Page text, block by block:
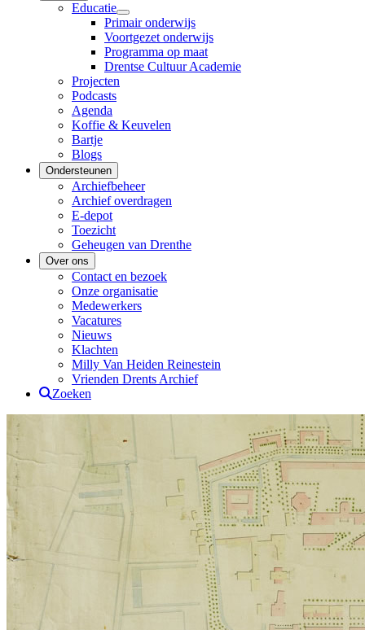
Educatie
Primair onderwijs
Voortgezet onderwijs
Programma op maat
Drentse Cultuur Academie
Projecten
Podcasts
Agenda
Koffie & Keuvelen
Bartje
Blogs
Ondersteunen
Archiefbeheer
Archief overdragen
E-depot
Toezicht
Geheugen van Drenthe
Over ons
Contact en bezoek
Onze organisatie
Medewerkers
Vacatures
Nieuws
Klachten
Milly Van Heiden Reinestein
Vrienden Drents Archief
Zoeken
Drents Archief